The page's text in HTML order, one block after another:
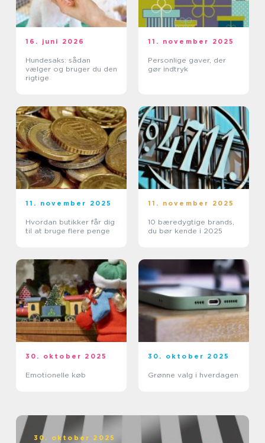
16. juni 2026
Hundesaks: sådan
vælger og bruger du den
rigtige
11. november 2025
Personlige gaver, der
gør indtryk
11. november 2025
Hvordan butikker får dig
til at bruge flere penge
11. november 2025
10 bæredygtige brands,
du bør kende i 2025
30. oktober 2025
Emotionelle køb
30. oktober 2025
Grønne valg i hverdagen
30. oktober 2025